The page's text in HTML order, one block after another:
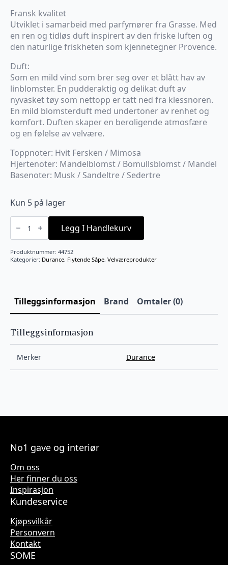
Fransk kvalitet
Utviklet i samarbeid med parfymører fra Grasse. Med
en ren og tidløs duft inspirert av den friske luften og
den naturlige friskheten som kjennetegner Provence.
Duft:
Som en mild vind som brer seg over et blått hav av
linblomster. En pudderaktig og delikat duft av
nyvasket tøy som nettopp er tatt ned fra klessnoren.
En mild blomsterduft med undertoner av renhet og
komfort. Duften skaper en beroligende atmosfære
og en følelse av velvære.
Toppnoter: Hvit Fersken / Mimosa
Hjertenoter: Mandelblomst / Bomullsblomst / Mandel
Basenoter: Musk / Sandeltre / Sedertre
Kun 5 på lager
Durance
klesvask
Linen
1L
antall
Legg I Handlekurv
Produktnummer: 44752
Kategorier: Durance, Flytende Såpe, Velværeprodukter
Tilleggsinformasjon Brand Omtaler (0)
Tilleggsinformasjon
Merker Durance
No1 gave og interiør
Om oss
Her finner du oss
Inspirasjon
Kundeservice
Kjøpsvilkår
Personvern
Kontakt
SOME